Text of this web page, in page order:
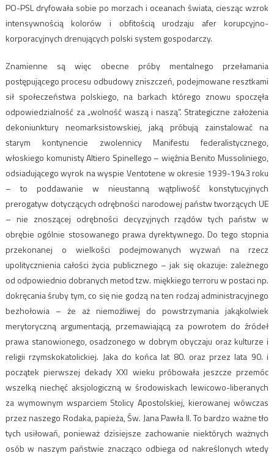
PO-PSL dryfowała sobie po morzach i oceanach świata, ciesząc wzrok
intensywnością kolorów i obfitością urodzaju afer korupcyjno-
korporacyjnych drenujących polski system gospodarczy.
Znamienne są więc obecne próby mentalnego przełamania
postępującego procesu odbudowy zniszczeń, podejmowane resztkami
sił społeczeństwa polskiego, na barkach którego znowu spoczęła
odpowiedzialność za „wolność waszą i naszą”. Strategiczne założenia
dekoniunktury neomarksistowskiej, jaką próbują zainstalować na
starym kontynencie zwolennicy Manifestu federalistycznego,
włoskiego komunisty Altiero Spinellego – więźnia Benito Mussoliniego,
odsiadującego wyrok na wyspie Ventotene w okresie 1939-1943 roku
– to poddawanie w nieustanną wątpliwość konstytucyjnych
prerogatyw dotyczących odrębności narodowej państw tworzących UE
– nie znoszącej odrębności decyzyjnych rządów tych państw w
obrębie ogólnie stosowanego prawa dyrektywnego. Do tego stopnia
przekonanej o wielkości podejmowanych wyzwań na rzecz
upolitycznienia całości życia publicznego – jak się okazuje: zależnego
od odpowiednio dobranych metod tzw. miękkiego terroru w postaci np.
dokręcania śruby tym, co się nie godzą na ten rodzaj administracyjnego
bezhołowia – że aż niemożliwej do powstrzymania jakąkolwiek
merytoryczną argumentacją, przemawiającą za powrotem do źródeł
prawa stanowionego, osadzonego w dobrym obyczaju oraz kulturze i
religii rzymskokatolickiej. Jaka do końca lat 80. oraz przez lata 90. i
początek pierwszej dekady XXI wieku próbowała jeszcze przemóc
wszelką niechęć aksjologiczną w środowiskach lewicowo-liberanych
za wymownym wsparciem Stolicy Apostolskiej, kierowanej wówczas
przez naszego Rodaka, papieża, Św. Jana Pawła II. To bardzo ważne tło
tych usiłowań, ponieważ dzisiejsze zachowanie niektórych ważnych
osób w naszym państwie znacząco odbiega od nakreślonych wtedy